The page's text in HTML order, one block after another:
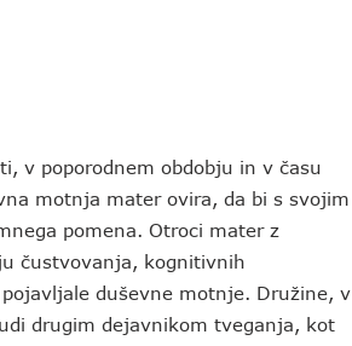
v poporodnem obdobju in v času
motnja mater ovira, da bi s svojim
pomena. Otroci mater z
čustvovanja, kognitivnih
duševne motnje. Družine, v
drugim dejavnikom tveganja, kot